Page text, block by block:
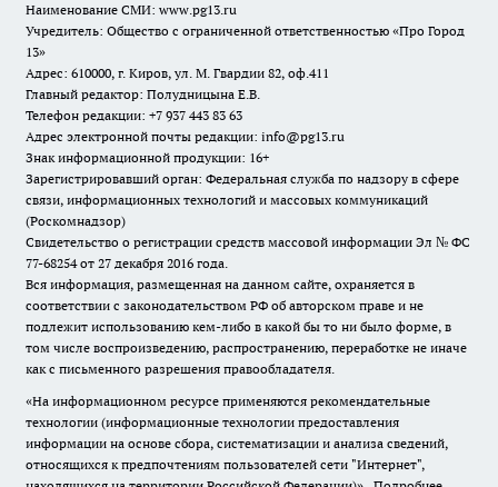
Наименование СМИ: www.pg13.ru
Учредитель: Общество с ограниченной ответственностью «Про Город
13»
Адрес: 610000, г. Киров, ул. М. Гвардии 82, оф.411
Главный редактор: Полудницына Е.В.
Телефон редакции: +7 937 443 83 63
Адрес электронной почты редакции: info@pg13.ru
Знак информационной продукции: 16+
Зарегистрировавший орган: Федеральная служба по надзору в сфере
связи, информационных технологий и массовых коммуникаций
(Роскомнадзор)
Свидетельство о регистрации средств массовой информации Эл № ФС
77-68254 от 27 декабря 2016 года.
Вся информация, размещенная на данном сайте, охраняется в
соответствии с законодательством РФ об авторском праве и не
подлежит использованию кем-либо в какой бы то ни было форме, в
том числе воспроизведению, распространению, переработке не иначе
как с письменного разрешения правообладателя.
«На информационном ресурсе применяются рекомендательные
технологии (информационные технологии предоставления
информации на основе сбора, систематизации и анализа сведений,
относящихся к предпочтениям пользователей сети "Интернет",